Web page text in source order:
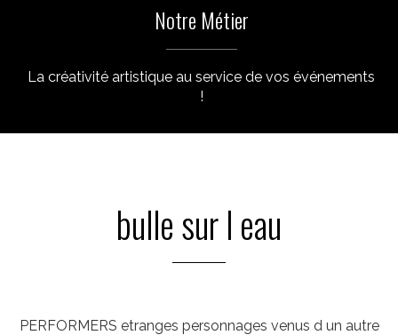
Notre Métier
La créativité artistique au service de vos événements
!
bulle sur l eau
PERFORMERS etranges personnages venus d un autre